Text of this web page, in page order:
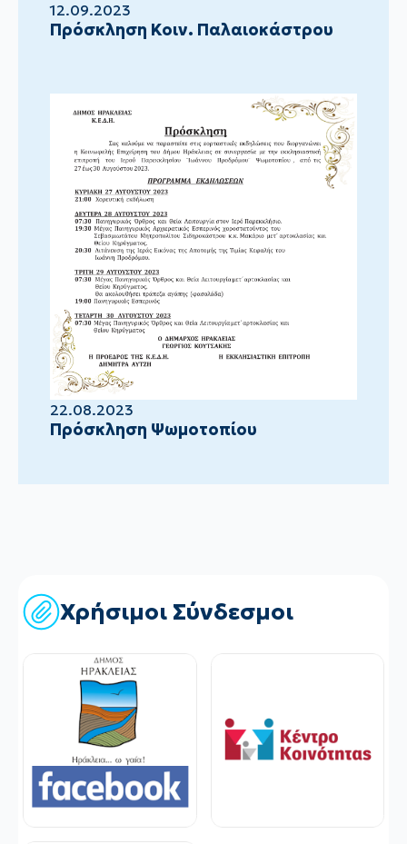
12.09.2023
Πρόσκληση Κοιν. Παλαιοκάστρου
22.08.2023
Πρόσκληση Ψωμοτοπίου
Χρήσιμοι Σύνδεσμοι